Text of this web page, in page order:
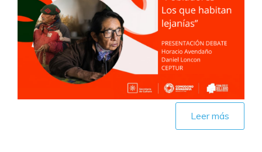
Leer más